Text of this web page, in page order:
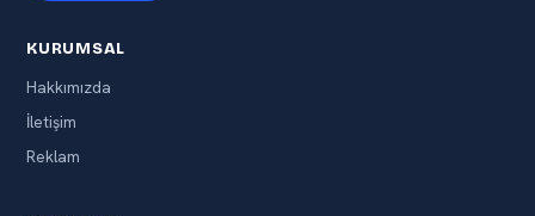
KURUMSAL
Hakkımızda
İletişim
Reklam